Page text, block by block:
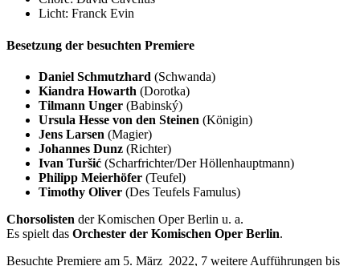
Licht: Franck Evin
Besetzung der besuchten Premiere
Daniel Schmutzhard (Schwanda)
Kiandra Howarth (Dorotka)
Tilmann Unger (Babinský)
Ursula Hesse von den Steinen (Königin)
Jens Larsen (Magier)
Johannes Dunz (Richter)
Ivan Turšić (Scharfrichter/Der Höllenhauptmann)
Philipp Meierhöfer (Teufel)
Timothy Oliver (Des Teufels Famulus)
Chorsolisten der Komischen Oper Berlin u. a.
Es spielt das Orchester der Komischen Oper Berlin.
Besuchte Premiere am 5. März 2022, 7 weitere Aufführungen bis